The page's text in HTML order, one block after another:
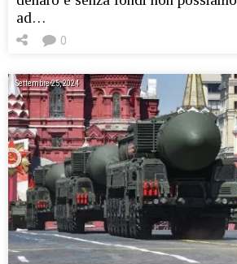
ad…
0
Settembre 25, 2024